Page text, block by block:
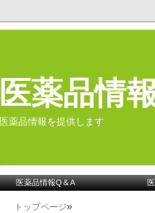
医薬品情
医薬品情報を提供します
医薬品情報Q＆A
トップページ»